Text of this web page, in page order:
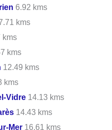
6.92 kms
kms
kms
kms
12.49 kms
kms
Vidre 14.13 kms
14.43 kms
Mer 16.61 kms